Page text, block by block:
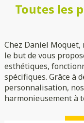
Toutes les
Chez Daniel
le but de vous
esthétiques,
spécifiques. Grâce à
personnalisation,
harmonieusement à